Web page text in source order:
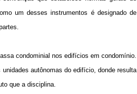
um desses instrumentos é designado de
condominial nos edifícios em condomínio.
autônomas do edifício, donde resulta
que a disciplina.